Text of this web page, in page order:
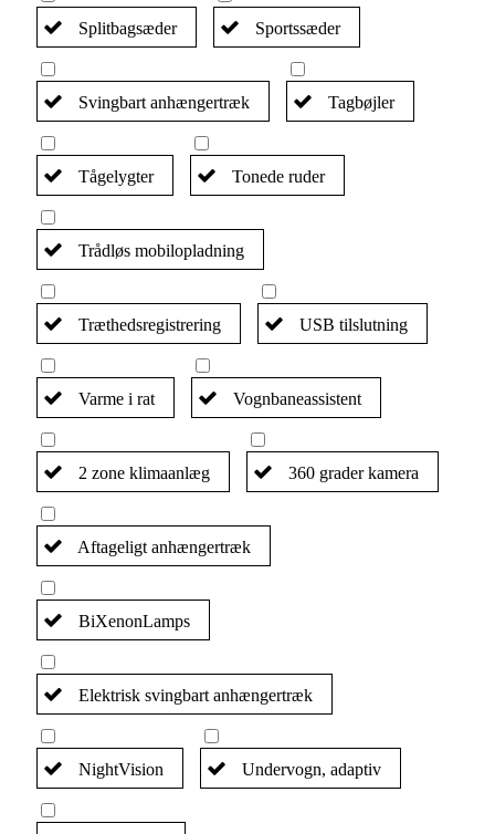
Splitbagsæder Sportssæder
Svingbart anhængertræk Tagbøjler
Tågelygter Tonede ruder
Trådløs mobilopladning
Træthedsregistrering USB tilslutning
Varme i rat Vognbaneassistent
2 zone klimaanlæg 360 grader kamera
Aftageligt anhængertræk
BiXenonLamps
Elektrisk svingbart anhængertræk
NightVision Undervogn, adaptiv